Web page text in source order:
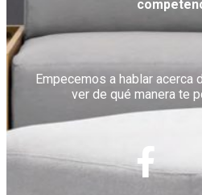
Empecemos a hablar acerca
ver de qué manera te